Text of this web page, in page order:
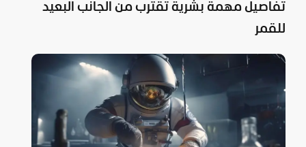
تفاصيل مهمة بشرية تقترب من الجانب البعيد
للقمر